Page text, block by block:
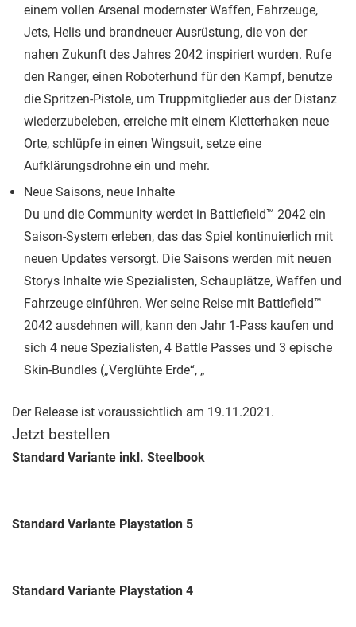
einem vollen Arsenal modernster Waffen, Fahrzeuge,
Jets, Helis und brandneuer Ausrüstung, die von der
nahen Zukunft des Jahres 2042 inspiriert wurden. Rufe
den Ranger, einen Roboterhund für den Kampf, benutze
die Spritzen-Pistole, um Truppmitglieder aus der Distanz
wiederzubeleben, erreiche mit einem Kletterhaken neue
Orte, schlüpfe in einen Wingsuit, setze eine
Aufklärungsdrohne ein und mehr.
Neue Saisons, neue Inhalte
Du und die Community werdet in Battlefield™ 2042 ein
Saison-System erleben, das das Spiel kontinuierlich mit
neuen Updates versorgt. Die Saisons werden mit neuen
Storys Inhalte wie Spezialisten, Schauplätze, Waffen und
Fahrzeuge einführen. Wer seine Reise mit Battlefield™
2042 ausdehnen will, kann den Jahr 1-Pass kaufen und
sich 4 neue Spezialisten, 4 Battle Passes und 3 epische
Skin-Bundles („Verglühte Erde“, „
Der Release ist voraussichtlich am 19.11.2021.
Jetzt bestellen
Standard Variante inkl. Steelbook
Standard Variante Playstation 5
Standard Variante Playstation 4